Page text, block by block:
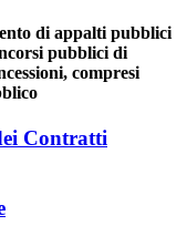
di appalti pubblici
pubblici di
compresi
Contratti